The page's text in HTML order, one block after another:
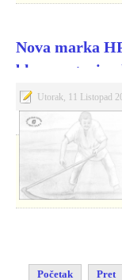
Nova marka
blaga – stari
Utorak, 11 Listopad
Početak Pret